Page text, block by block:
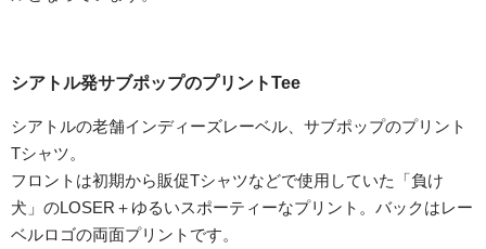
シアトル発サブポップのプリントTee
シアトルの老舗インディーズレーベル、サブポップのプリント
Tシャツ。
フロントは初期から販促Tシャツなどで使用していた「負け
犬」のLOSER＋ゆるいスポーティーなプリント。バックはレー
ベルロゴの両面プリントです。